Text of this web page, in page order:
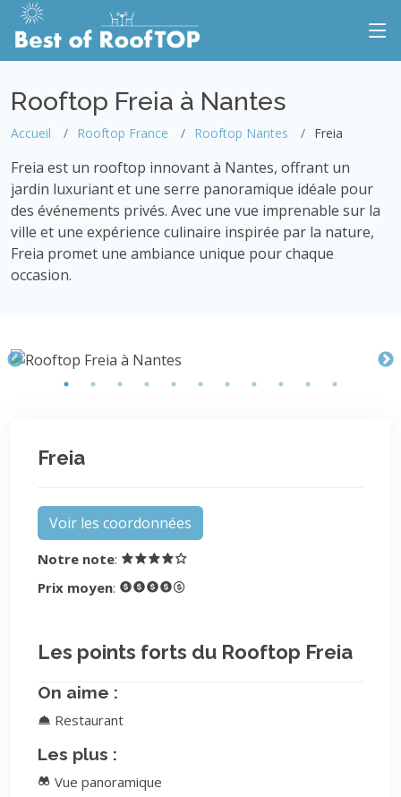
Rooftop Freia à Nantes
Accueil Rooftop France Rooftop Nantes Freia
Freia est un rooftop innovant à Nantes, offrant un
jardin luxuriant et une serre panoramique idéale pour
des événements privés. Avec une vue imprenable sur la
ville et une expérience culinaire inspirée par la nature,
Freia promet une ambiance unique pour chaque
occasion.
Freia
Voir les coordonnées
Notre note:
Prix moyen:
Les points forts du Rooftop Freia
On aime :
Restaurant
Les plus :
Vue panoramique